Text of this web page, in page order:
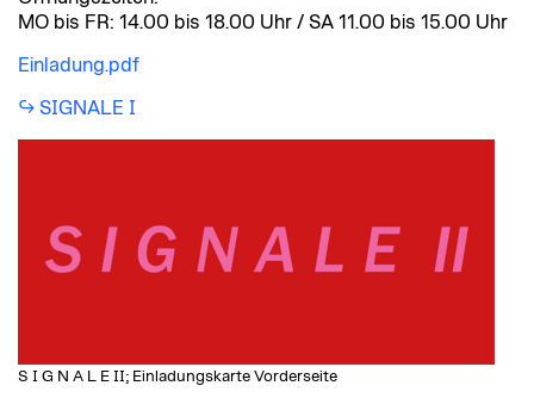
MO bis FR: 14.00 bis 18.00 Uhr / SA 11.00 bis 15.00 Uhr
Einladung.pdf
SIGNALE I
S I G N A L E II; Einladungskarte Vorderseite